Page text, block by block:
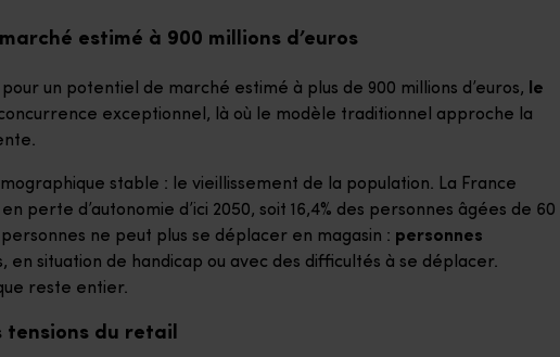
estimé à 900 millions d’euros
un potentiel de marché estimé à plus de 900 millions d’euros,
le
exceptionnel, là où le modèle traditionnel approche la
stable : le vieillissement de la population. La France
perte d’autonomie d’ici 2050, soit 16,4% des personnes âgées de 60
ne peut plus se déplacer en magasin : personnes
en situation de handicap ou avec des difficultés à se déplacer.
reste entier.
tensions du retail